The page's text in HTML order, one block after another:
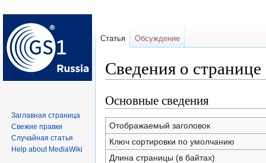
Сведения о
Перейти
к
навигации
Перейти
к
поиску
Основные сведения
Отображаемый заголовок
Ключ сортировки по умолчанию
Длина страницы (в байтах)
Статья Обсуждение
Заглавная страница
Свежие правки
Случайная статья
Help about MediaWiki